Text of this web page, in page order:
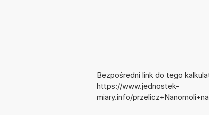
Bezpośredni link do tego
https://www.jednostek-
miary.info/